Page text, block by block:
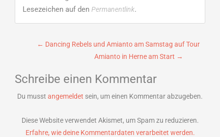
Lesezeichen auf den Permanentlink.
Beitragsnavigation
← Dancing Rebels und Amianto am Samstag auf Tour
Amianto in Herne am Start →
Schreibe einen Kommentar
Du musst angemeldet sein, um einen Kommentar abzugeben.
Diese Website verwendet Akismet, um Spam zu reduzieren.
Erfahre, wie deine Kommentardaten verarbeitet werden.